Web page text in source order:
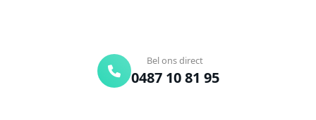
Bel ons direct
0487 10 81 95